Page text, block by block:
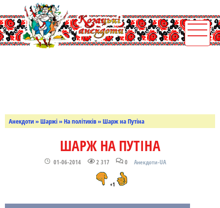
Анекдоти»Шаржі»На політиків» Шарж на Путіна
ШАРЖ НА ПУТІНА
01-06-2014 2 317 0 Анекдоти-UA
+1